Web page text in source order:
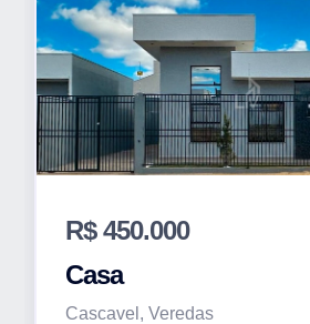
R$ 450.000
Casa
Cascavel, Veredas